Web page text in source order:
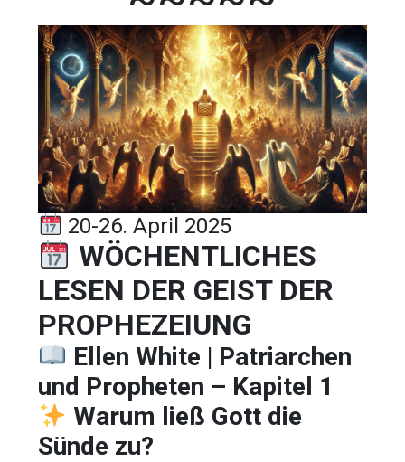
20-26. April 2025
WÖCHENTLICHES
LESEN DER GEIST DER
PROPHEZEIUNG
Ellen White | Patriarchen
und Propheten – Kapitel 1
Warum ließ Gott die
Sünde zu?